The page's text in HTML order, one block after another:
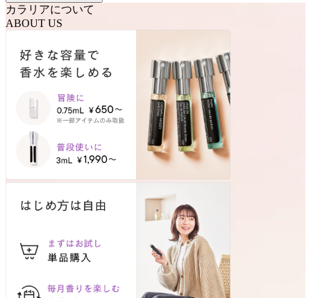
カラリアについて
ABOUT US